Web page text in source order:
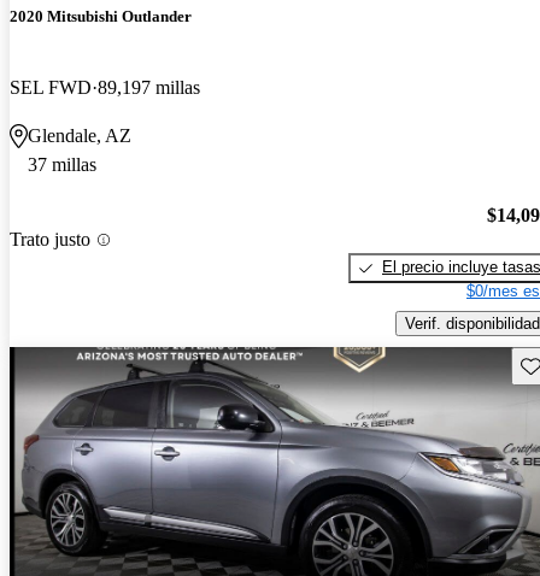
2020 Mitsubishi Outlander
SEL FWD 89,197 millas
Glendale, AZ
37 millas
Trato justo
El precio incluye tasas
$0/mes
Verif. disponibilidad